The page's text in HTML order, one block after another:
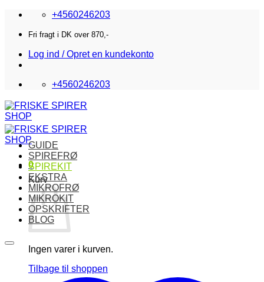
Fortsæt
indhold
+4560246203
Fri fragt i DK over 870,-
Log ind / Opret en kundekonto
+4560246203
0
Kurv
Ingen varer i kurven.
Tilbage til shoppen
GUIDE
SPIREFRØ
SPIREKIT
EKSTRA
MIKROFRØ
MIKROKIT
OPSKRIFTER
BLOG